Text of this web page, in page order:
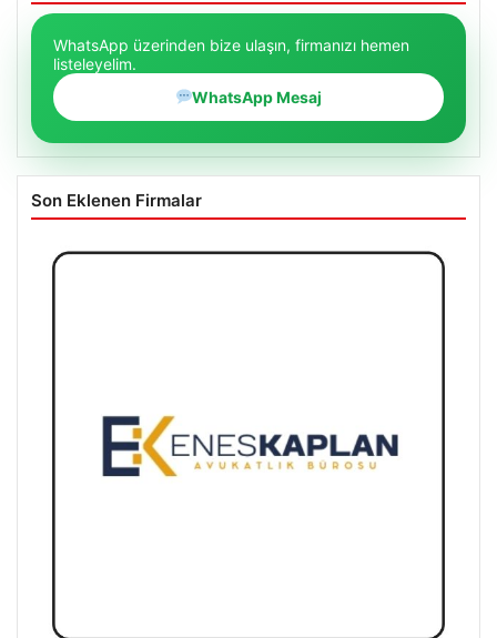
WhatsApp üzerinden bize ulaşın, firmanızı hemen
listeleyelim.
WhatsApp Mesaj
Son Eklenen Firmalar